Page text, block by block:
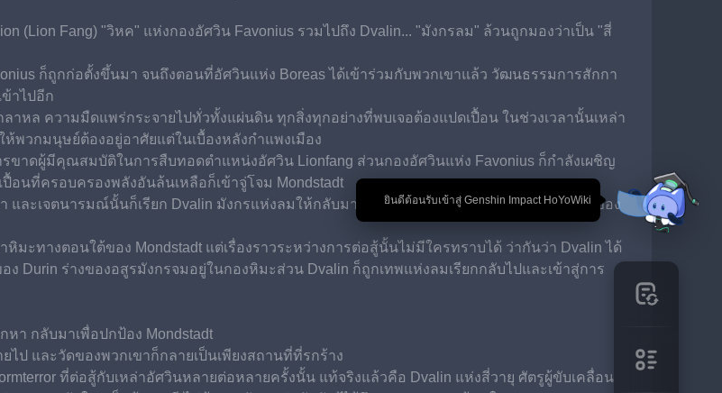
🎉 ยินดีต้อนรับเข้าสู่ Genshin Impact HoYoWiki
(Lion Fang) "วิหค" แห่งกองอัศวิน Favonius รวมไปถึง Dvalin... "มังกรลม" ล้วนถูกมองว่าเป็น "สี่
ก็ถูกก่อตั้งขึ้นมา จนถึงตอนที่อัศวินแห่ง Boreas ได้เข้าร่วมกับพวกเขาแล้ว วัฒนธรรมการสักกา
ข้าไปอีก
หล ความมืดแพร่กระจายไปทั่วทั้งแผ่นดิน ทุกสิ่งทุกอย่างที่พบเจอต้องแปดเปื้อน ในช่วงเวลานั้นเหล่า
พวกมนุษย์ต้องอยู่อาศัยแต่ในเบื้องหลังกำแพงเมือง
รขาดผู้มีคุณสมบัติในการสืบทอดตำแหน่งอัศวิน Lionfang ส่วนกองอัศวินแห่ง Favonius ก็กำลังเผชิญ
ปื้อนที่ครอบครองพลังอันล้นเหลือก็เข้าจู่โจม Mondstadt
ละเจตนารมณ์นั้นก็เรียก Dvalin มังกรแห่งลมให้กลับมาด้วย มันเป็นเหมือนปราการด่านสุดท้ายของ
มะทางตอนใต้ของ Mondstadt แต่เรื่องราวระหว่างการต่อสู้นั้นไม่มีใครทราบได้ ว่ากันว่า Dvalin ได้
Durin ร่างของอสูรมังกรจมอยู่ในกองหิมะส่วน Dvalin ก็ถูกเทพแห่งลมเรียกกลับไปและเข้าสู่การ
า กลับมาเพื่อปกป้อง Mondstadt
ป และวัดของพวกเขาก็กลายเป็นเพียงสถานที่ที่รกร้าง
ที่ต่อสู้กับเหล่าอัศวินหลายต่อหลายครั้งนั้น แท้จริงแล้วคือ Dvalin แห่งสี่วายุ ศัตรูผู้ขับเคลื่อน